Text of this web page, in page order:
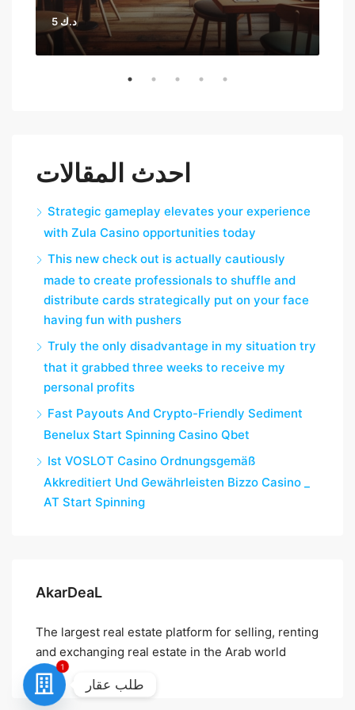
5 د.ك
احدث المقالات
Strategic gameplay elevates your experience
with Zula Casino opportunities today
This new check out is actually cautiously
made to create professionals to shuffle and
distribute cards strategically put on your face
having fun with pushers
Truly the only disadvantage in my situation try
that it grabbed three weeks to receive my
personal profits
Fast Payouts And Crypto-Friendly Sediment
Benelux Start Spinning Casino Qbet
Ist VOSLOT Casino Ordnungsgemäß
Akkreditiert Und Gewährleisten Bizzo Casino _
AT Start Spinning
AkarDeaL
The largest real estate platform for selling, renting
and exchanging real estate in the Arab world
1
طلب عقار